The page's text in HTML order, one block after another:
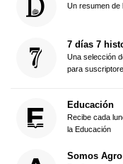
Un resumen de
7 días 7
Una selección
para
Educación
Recibe cada
la Educación
Somos Agro